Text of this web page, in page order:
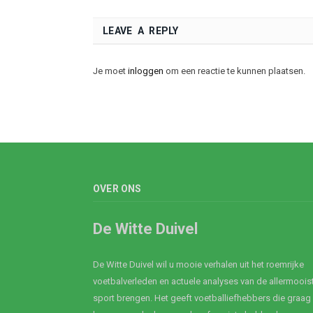
LEAVE A REPLY
Je moet inloggen om een reactie te kunnen plaatsen.
OVER ONS
De Witte Duivel
De Witte Duivel wil u mooie verhalen uit het roemrijke
voetbalverleden en actuele analyses van de
sport brengen. Het geeft voetballiefhebbers die graag